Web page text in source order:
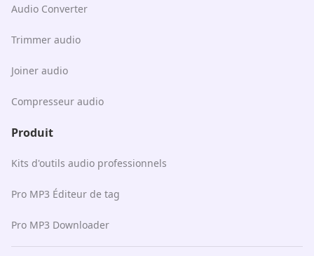
Audio Converter
Trimmer audio
Joiner audio
Compresseur audio
Produit
Kits d'outils audio professionnels
Pro MP3 Éditeur de tag
Pro MP3 Downloader